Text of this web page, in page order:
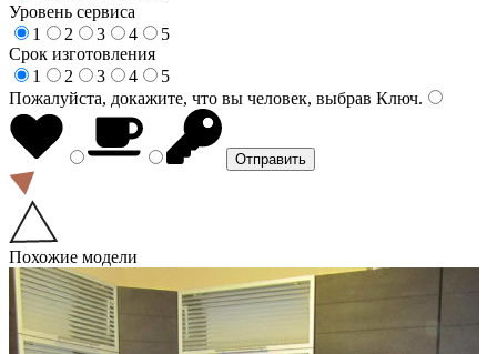
Уровень сервиса
1
2 3 4
5
Срок изготовления
1
2 3 4
5
Пожалуйста, докажите, что вы человек, выбрав Ключ.
Похожие модели